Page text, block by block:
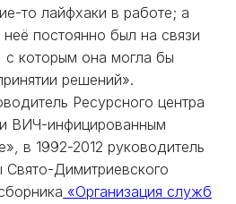
то лайфхаки в работе; а
постоянно был на связи
которым она могла бы
решений».
Ресурсного центра
ВИЧ-инфицированным
в 1992-2012 руководитель
Димитриевского
«Организация служб